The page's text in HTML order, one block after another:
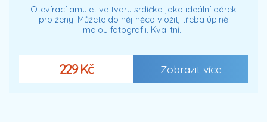
Otevírací amulet ve tvaru srdíčka jako ideální dárek
pro ženy. Můžete do něj něco vložit, třeba úplně
malou fotografii. Kvalitní…
229 Kč Zobrazit více